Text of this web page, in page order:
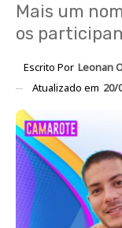
Mais um
os
Escrito Por Leonan
Atualizado em 20/